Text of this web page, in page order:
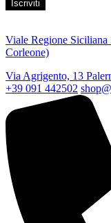
Viale Regione Siciliana
Corleone)
Via Agrigento, 13
+39 091 442502